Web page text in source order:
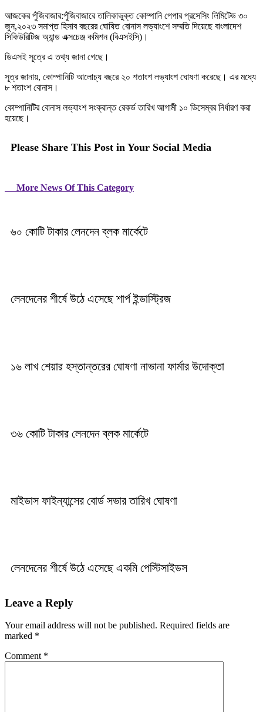
আজকের পুঁজিবাজার:পুঁজিবাজারে তালিকাভুক্ত কোম্পানি পেপার প্রসেসিং লিমিটেড ৩০
জুন,২০২৩ সমাপ্ত হিসাব বছরের ঘোষিত বোনাস লভ্যাংশে সম্মতি দিয়েছে বাংলাদেশ
সিকিউরিটিজ অ্যান্ড এক্সচেঞ্জ কমিশন (বিএসইসি)।
ডিএসই সূত্রে এ তথ্য জানা গেছে।
সূত্র জানায়, কোম্পানিটি আলোচ্য বছরে ২০ শতাংশ লভ্যাংশ ঘোষণা করেছে। এর মধ্যে
৮ শতাংশ বোনাস।
কোম্পানিটির বোনাস লভ্যাংশ সংক্রান্ত রেকর্ড তারিখ আগামী ১০ ডিসেম্বর নির্ধারণ করা
হয়েছে।
Please Share This Post in Your Social Media
More News Of This Category
৬০ কোটি টাকার লেনদেন ব্লক মার্কেটে
লেনদেনের শীর্ষে উঠে এসেছে শার্প ইন্ডাস্ট্রিজ
১৬ লাখ শেয়ার হস্তান্তরের ঘোষণা নাভানা ফার্মার উদোক্তা
৩৬ কোটি টাকার লেনদেন ব্লক মার্কেটে
মাইডাস ফাইন্যান্সের বোর্ড সভার তারিখ ঘোষণা
লেনদেনের শীর্ষে উঠে এসেছে একমি পেস্টিসাইডস
Leave a Reply
Your email address will not be published. Required fields are
marked *
Comment *